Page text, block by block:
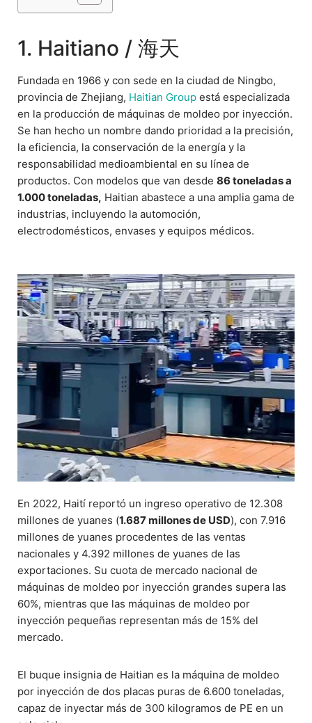
1. Haitiano / 海天
Fundada en 1966 y con sede en la ciudad de Ningbo,
provincia de Zhejiang, Haitian Group está especializada
en la producción de máquinas de moldeo por inyección.
Se han hecho un nombre dando prioridad a la precisión,
la eficiencia, la conservación de la energía y la
responsabilidad medioambiental en su línea de
productos. Con modelos que van desde 86 toneladas a
1.000 toneladas, Haitian abastece a una amplia gama de
industrias, incluyendo la automoción,
electrodomésticos, envases y equipos médicos.
En 2022, Haití reportó un ingreso operativo de 12.308
millones de yuanes (1.687 millones de USD), con 7.916
millones de yuanes procedentes de las ventas
nacionales y 4.392 millones de yuanes de las
exportaciones. Su cuota de mercado nacional de
máquinas de moldeo por inyección grandes supera las
60%, mientras que las máquinas de moldeo por
inyección pequeñas representan más de 15% del
mercado.
El buque insignia de Haitian es la máquina de moldeo
por inyección de dos placas puras de 6.600 toneladas,
capaz de inyectar más de 300 kilogramos de PE en un